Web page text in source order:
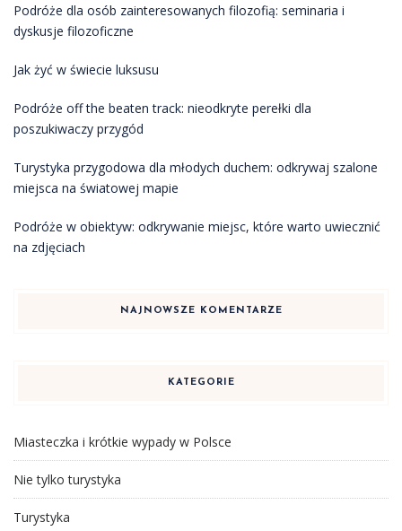
Podróże dla osób zainteresowanych filozofią: seminaria i
dyskusje filozoficzne
Jak żyć w świecie luksusu
Podróże off the beaten track: nieodkryte perełki dla
poszukiwaczy przygód
Turystyka przygodowa dla młodych duchem: odkrywaj szalone
miejsca na światowej mapie
Podróże w obiektyw: odkrywanie miejsc, które warto uwiecznić
na zdjęciach
NAJNOWSZE KOMENTARZE
KATEGORIE
Miasteczka i krótkie wypady w Polsce
Nie tylko turystyka
Turystyka